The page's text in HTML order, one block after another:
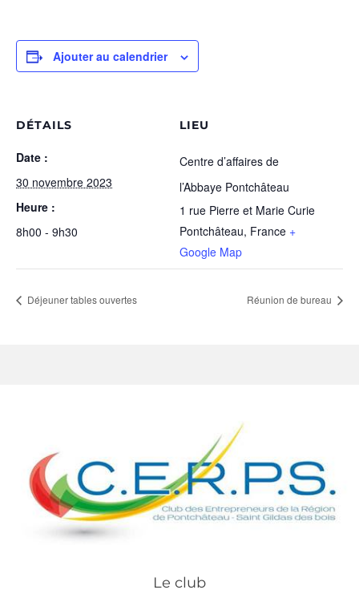
Ajouter au calendrier
DÉTAILS
Date :
30 novembre 2023
Heure :
8h00 - 9h30
LIEU
Centre d’affaires de
l’Abbaye Pontchâteau
1 rue Pierre et Marie Curie
Pontchâteau, France +
Google Map
Déjeuner tables ouvertes Réunion de bureau
Le club